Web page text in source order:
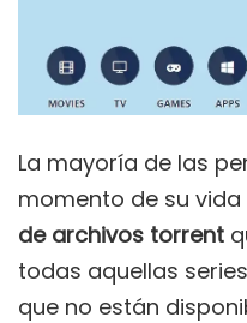
La mayoría de las
momento de su
de archivos torrent
todas aquellas
que no están